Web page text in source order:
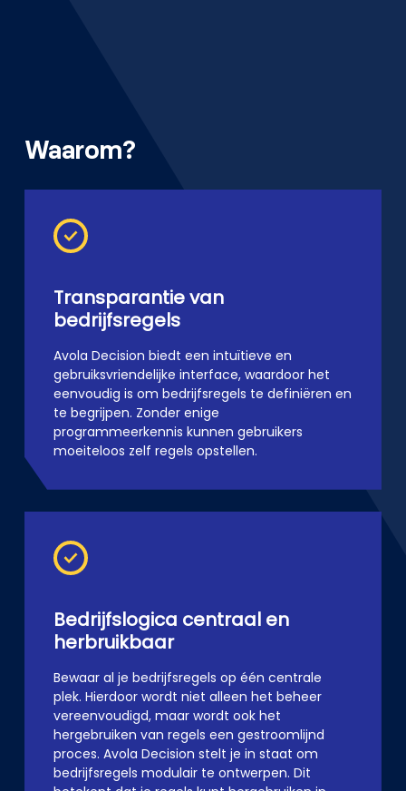
Waarom?
Transparantie van
bedrijfsregels
Avola Decision biedt een intuïtieve en
gebruiksvriendelijke interface, waardoor het
eenvoudig is om bedrijfsregels te definiëren en
te begrijpen. Zonder enige
programmeerkennis kunnen gebruikers
moeiteloos zelf regels opstellen.
Bedrijfslogica centraal en
herbruikbaar
Bewaar al je bedrijfsregels op één centrale
plek. Hierdoor wordt niet alleen het beheer
vereenvoudigd, maar wordt ook het
hergebruiken van regels een gestroomlijnd
proces. Avola Decision stelt je in staat om
bedrijfsregels modulair te ontwerpen. Dit